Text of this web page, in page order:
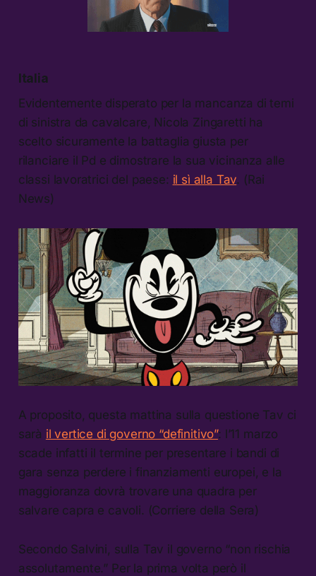
Italia
Evidentemente disperato per la mancanza di temi
di sinistra da cavalcare, Nicola Zingaretti ha
scelto sicuramente la battaglia giusta per
rilanciare il Pd e dimostrare la sua vicinanza alle
classi lavoratrici del paese: il sì alla Tav. (Rai
News)
A proposito, questa mattina sulla questione Tav ci
sarà il vertice di governo “definitivo”: l’11 marzo
scade infatti il termine per presentare i bandi di
gara senza perdere i finanziamenti europei, e la
maggioranza dovrà trovare una quadra per
salvare capra e cavoli. (Corriere della Sera)
Secondo Salvini, sulla Tav il governo “non rischia
assolutamente.” Per la prima volta però il